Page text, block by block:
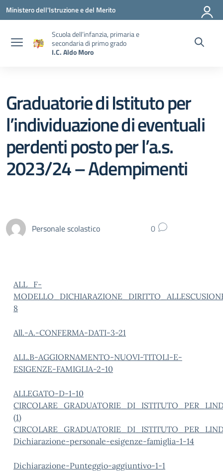
Vai ai contenuti
Vai al menu di navigazione
Vai al footer
Ministero dell'Istruzione e del Merito
Scuola dell’infanzia, primaria e
secondaria di primo grado
I.C. Aldo Moro
Graduatorie di Istituto per
l’individuazione di eventuali
perdenti posto per l’a.s.
2023/24 – Adempimenti
Personale scolastico 0
ALL_F-
8
All.-A.-CONFERMA-DATI-3-21
ALL.B-AGGIORNAMENTO-NUOVI-TITOLI-E-
ESIGENZE-FAMIGLIA-2-10
ALLEGATO-D-1-10
(1)
Dichiarazione-personale-esigenze-famiglia-1-14
Dichiarazione-Punteggio-aggiuntivo-1-1